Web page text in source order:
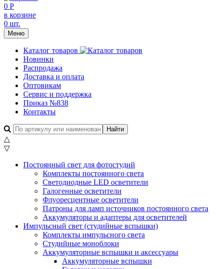
0 Р
в корзине
0 шт.
Меню
Каталог товаров
Новинки
Распродажа
Доставка и оплата
Оптовикам
Сервис и поддержка
Приказ №838
Контакты
△
▽
Постоянный свет для фотостудий
Комплекты постоянного света
Светодиодные LED осветители
Галогенные осветители
Флуоресцентные осветители
Патроны для ламп источников постоянного света
Аккумуляторы и адаптеры для осветителей
Импульсный свет (студийные вспышки)
Комплекты импульсного света
Студийные моноблоки
Аккумуляторные вспышки и аксессуары
Аккумуляторные вспышки